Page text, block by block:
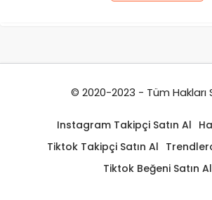
© 2020-2023 - Tüm Hakları
Instagram Takipçi Satın Al
Tiktok Takipçi Satın Al
Tiktok Beğeni Satın Al